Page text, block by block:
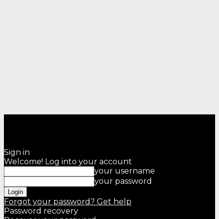
Sign in
Welcome! Log into your account
your username
your password
Forgot your password? Get help
Password recovery